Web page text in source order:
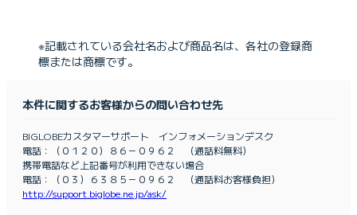
※記載されている会社名および商品名は、各社の登録商
標または商標です。
本件に関するお客様からの問い合わせ先
BIGLOBEカスタマーサポート インフォメーションデスク
電話：（０１２０）８６－０９６２ （通話料無料）
携帯電話など上記番号が利用できない場合
電話：（０３）６３８５－０９６２ （通話料お客様負担）
http://support.biglobe.ne.jp/ask/